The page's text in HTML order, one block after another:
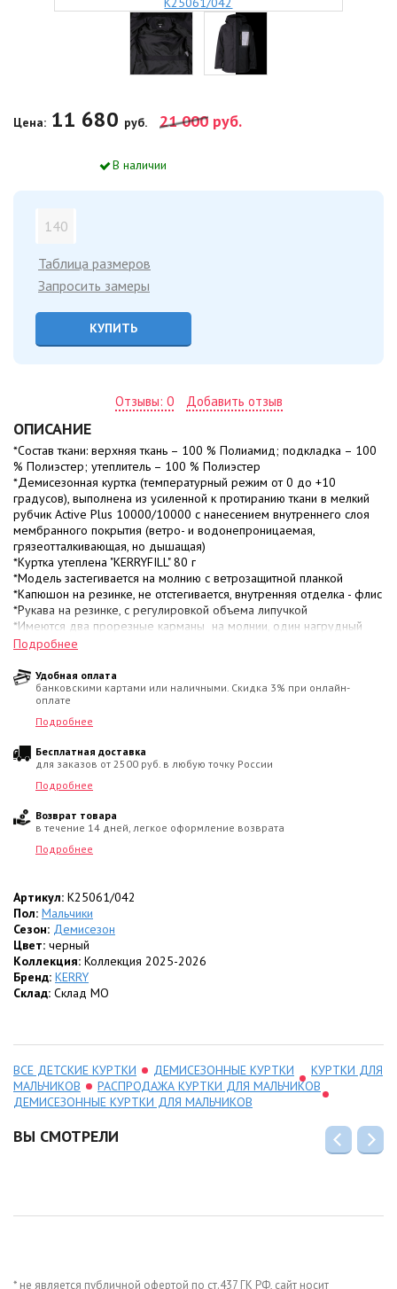
Цена: 11 680 руб. 21 000 руб.
В наличии
140
Таблица размеров
Запросить замеры
КУПИТЬ
Отзывы: 0 Добавить отзыв
ОПИСАНИЕ
*Состав ткани: верхняя ткань – 100 % Полиамид; подкладка – 100
% Полиэстер; утеплитель – 100 % Полиэстер
*Демисезонная куртка (температурный режим от 0 до +10
градусов), выполнена из усиленной к протиранию ткани в мелкий
рубчик Active Plus 10000/10000 с нанесением внутреннего слоя
мембранного покрытия (ветро- и водонепроницаемая,
грязеотталкивающая, но дышащая)
*Куртка утеплена "KERRYFILL" 80 г
*Модель застегивается на молнию с ветрозащитной планкой
*Капюшон на резинке, не отстегивается, внутренняя отделка - флис
*Рукава на резинке, с регулировкой объема липучкой
*Имеются два прорезные карманы на молнии, один нагрудный
карман на молнии
*Цвет черный
Подробнее
Удобная оплата
банковскими картами или наличными. Скидка 3% при онлайн-
оплате
Подробнее
Бесплатная доставка
для заказов от 2500 руб. в любую точку России
Подробнее
Возврат товара
в течение 14 дней, легкое оформление возврата
Подробнее
Артикул: K25061/042
Пол: Мальчики
Сезон: Демисезон
Цвет: черный
Коллекция: Коллекция 2025-2026
Бренд: KERRY
Склад: Склад МО
ВСЕ ДЕТСКИЕ КУРТКИ ДЕМИСЕЗОННЫЕ КУРТКИ
КУРТКИ ДЛЯ
МАЛЬЧИКОВ
РАСПРОДАЖА КУРТКИ ДЛЯ МАЛЬЧИКОВ
ДЕМИСЕЗОННЫЕ КУРТКИ ДЛЯ МАЛЬЧИКОВ
ВЫ СМОТРЕЛИ
* не является публичной офертой по ст.437 ГК РФ, сайт носит